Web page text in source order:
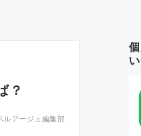
？
ルアージュ編集部